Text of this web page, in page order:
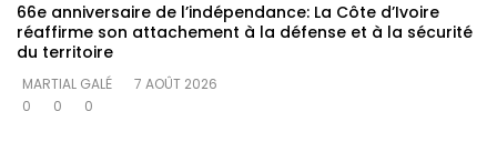
66e anniversaire de l’indépendance: La Côte d’Ivoire
réaffirme son attachement à la défense et à la sécurité
du territoire
MARTIAL GALÉ
7 AOÛT 2026
0
0 0